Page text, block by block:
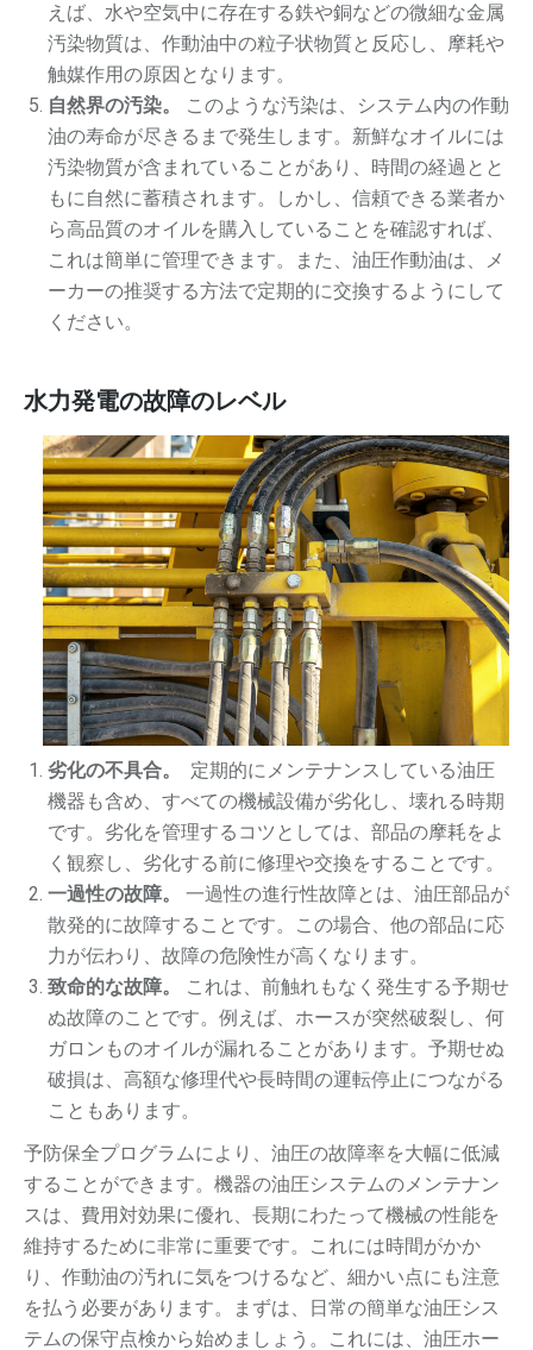
えば、水や空気中に存在する鉄や銅などの微細な金属
汚染物質は、作動油中の粒子状物質と反応し、摩耗や
触媒作用の原因となります。
自然界の汚染。
このような汚染は、システム内の作動
油の寿命が尽きるまで発生します。新鮮なオイルには
汚染物質が含まれていることがあり、時間の経過とと
もに自然に蓄積されます。しかし、信頼できる業者か
ら高品質のオイルを購入していることを確認すれば、
これは簡単に管理できます。また、油圧作動油は、メ
ーカーの推奨する方法で定期的に交換するようにして
ください。
水力発電の故障のレベル
劣化の不具合。
定期的にメンテナンスしている油圧
機器も含め、すべての機械設備が劣化し、壊れる時期
です。劣化を管理するコツとしては、部品の摩耗をよ
く観察し、劣化する前に修理や交換をすることです。
一過性の故障。
一過性の進行性故障とは、油圧部品が
散発的に故障することです。この場合、他の部品に応
力が伝わり、故障の危険性が高くなります。
致命的な故障。
これは、前触れもなく発生する予期せ
ぬ故障のことです。例えば、ホースが突然破裂し、何
ガロンものオイルが漏れることがあります。予期せぬ
破損は、高額な修理代や長時間の運転停止につながる
こともあります。
予防保全プログラムにより、油圧の故障率を大幅に低減
することができます。機器の油圧システムのメンテナン
スは、費用対効果に優れ、長期にわたって機械の性能を
維持するために非常に重要です。これには時間がかか
り、作動油の汚れに気をつけるなど、細かい点にも注意
を払う必要があります。まずは、日常の簡単な油圧シス
テムの保守点検から始めましょう。これには、油圧ホー